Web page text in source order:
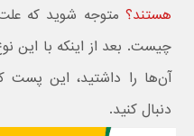
هستند؟ متوجه شوید که
چیست. بعد از اینکه با این
دنبال کنید.